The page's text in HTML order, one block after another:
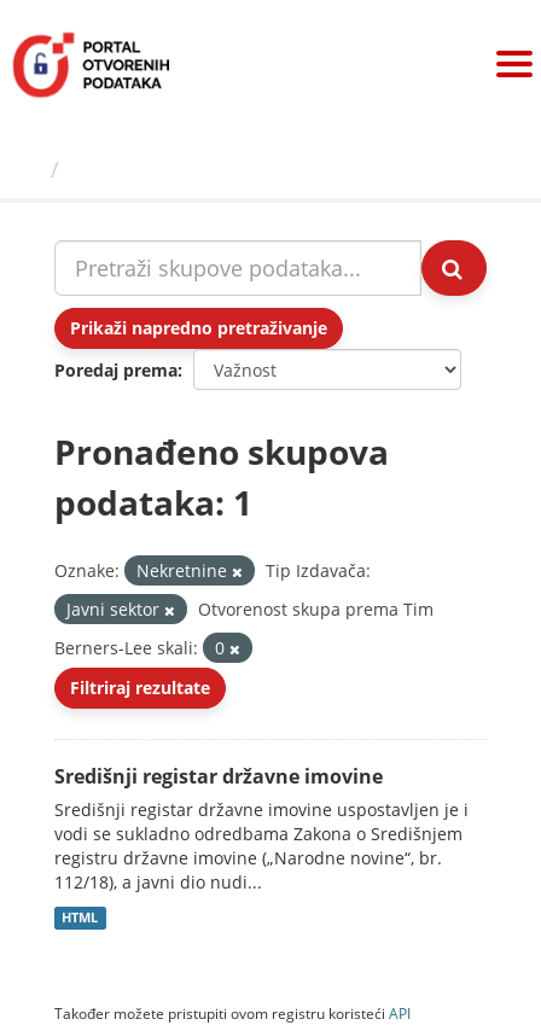
sadržaj
Prikaži napredno pretraživanje
Poredaj prema
Pronađeno skupova
podataka: 1
Oznake: Nekretnine
Tip Izdavača:
Javni sektor
Otvorenost skupa prema Tim
Berners-Lee skali:
0
Filtriraj rezultate
Središnji registar državne imovine
Središnji registar državne imovine uspostavljen je i
vodi se sukladno odredbama Zakona o Središnjem
registru državne imovine („Narodne novine“, br.
112/18), a javni dio nudi...
HTML
Također možete pristupiti ovom registru koristeći API